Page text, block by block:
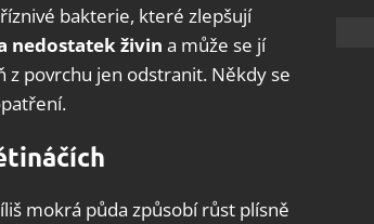
bakterie, které zlepšují
nedostatek živin a může se jí
z povrchu jen odstranit. Někdy se
mokrá půda způsobí růst plísně